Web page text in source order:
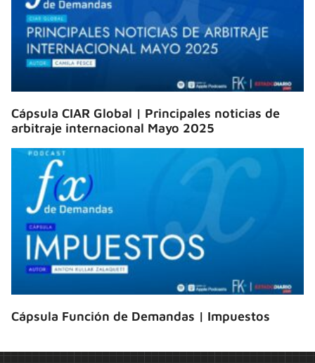
Cápsula CIAR Global | Principales noticias de
arbitraje internacional Mayo 2025
Cápsula Función de Demandas | Impuestos